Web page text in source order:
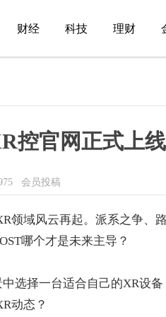
财经 科技 理财
控官网正式上线
会员投稿
领域风云再起。派系之争、
哪个才是未来主导？
选择一台适合自己的XR设
动态？